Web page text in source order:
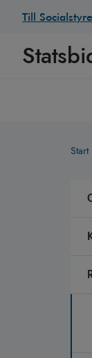
Till
Start